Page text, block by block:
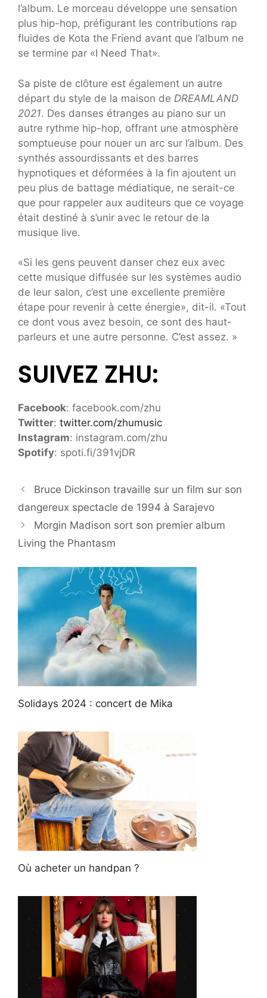
l’album. Le morceau développe une sensation
plus hip-hop, préfigurant les contributions rap
fluides de Kota the Friend avant que l’album ne
se termine par «I Need That».
Sa piste de clôture est également un autre
départ du style de la maison de DREAMLAND
2021. Des danses étranges au piano sur un
autre rythme hip-hop, offrant une atmosphère
somptueuse pour nouer un arc sur l’album. Des
synthés assourdissants et des barres
hypnotiques et déformées à la fin ajoutent un
peu plus de battage médiatique, ne serait-ce
que pour rappeler aux auditeurs que ce voyage
était destiné à s’unir avec le retour de la
musique live.
«Si les gens peuvent danser chez eux avec
cette musique diffusée sur les systèmes audio
de leur salon, c’est une excellente première
étape pour revenir à cette énergie», dit-il. «Tout
ce dont vous avez besoin, ce sont des haut-
parleurs et une autre personne. C’est assez. »
SUIVEZ ZHU:
Facebook: facebook.com/zhu
Twitter: twitter.com/zhumusic
Instagram: instagram.com/zhu
Spotify: spoti.fi/391vjDR
Bruce Dickinson travaille sur un film sur son
dangereux spectacle de 1994 à Sarajevo
Morgin Madison sort son premier album
Living the Phantasm
Solidays 2024 : concert de Mika
Où acheter un handpan ?